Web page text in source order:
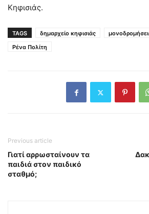
Κηφισιάς.
TAGS δημαρχείο κηφισιάς
Ρένα Πολίτη
Previous article
Γιατί αρρωσταίνουν τα
παιδιά στον παιδικό
σταθμό;